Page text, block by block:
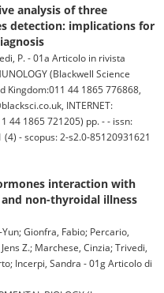
analysis of three
detection: implications for
P. - 01a Articolo in rivista
(Blackwell Science
Kingdom:011 44 1865 776868,
INTERNET:
44 1865 721205) pp. - - issn:
- scopus: 2-s2.0-85120931621
interaction with
non-thyroidal illness
Gionfra, Fabio; Percario,
Z.; Marchese, Cinzia; Trivedi,
Incerpi, Sandra - 01g Articolo di